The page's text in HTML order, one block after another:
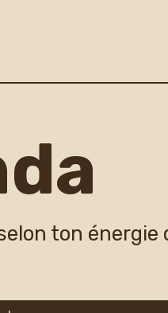
ton